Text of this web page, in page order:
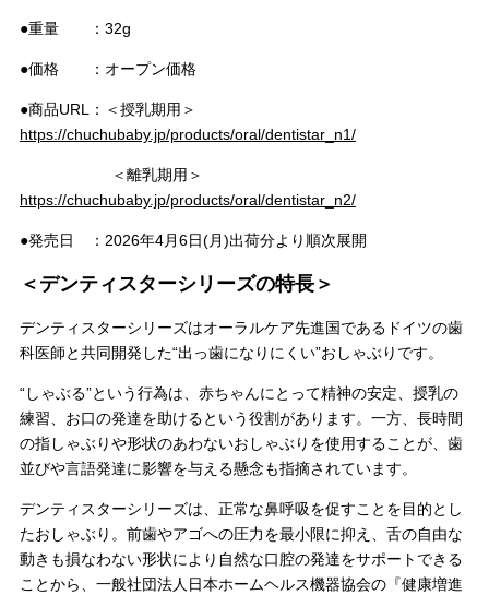
●重量 ：32g
●価格 ：オープン価格
●商品URL：＜授乳期用＞
https://chuchubaby.jp/products/oral/dentistar_n1/
＜離乳期用＞
https://chuchubaby.jp/products/oral/dentistar_n2/
●発売日 ：2026年4月6日(月)出荷分より順次展開
＜デンティスターシリーズの特長＞
デンティスターシリーズはオーラルケア先進国であるドイツの歯
科医師と共同開発した“出っ歯になりにくい”おしゃぶりです。
“しゃぶる”という行為は、赤ちゃんにとって精神の安定、授乳の
練習、お口の発達を助けるという役割があります。一方、長時間
の指しゃぶりや形状のあわないおしゃぶりを使用することが、歯
並びや言語発達に影響を与える懸念も指摘されています。
デンティスターシリーズは、正常な鼻呼吸を促すことを目的とし
たおしゃぶり。前歯やアゴへの圧力を最小限に抑え、舌の自由な
動きも損なわない形状により自然な口腔の発達をサポートできる
ことから、一般社団法人日本ホームヘルス機器協会の『健康増進